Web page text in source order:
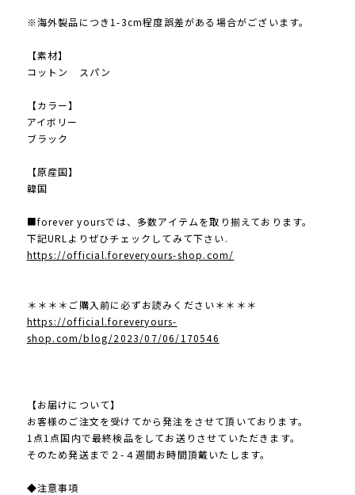
※海外製品につき1-3cm程度誤差がある場合がございます。
【素材】
コットン スパン
【カラー】
アイボリー
ブラック
【原産国】
韓国
■forever yoursでは、多数アイテムを取り揃えております。
下記URLよりぜひチェックしてみて下さい.
https://official.foreveryours-shop.com/
＊＊＊＊ご購入前に必ずお読みください＊＊＊＊
https://official.foreveryours-
shop.com/blog/2023/07/06/170546
【お届けについて】
お客様のご注文を受けてから発注をさせて頂いております。
1点1点国内で最終検品をしてお送りさせていただきます。
そのため発送まで２-４週間お時間頂戴いたします。
◆注意事項